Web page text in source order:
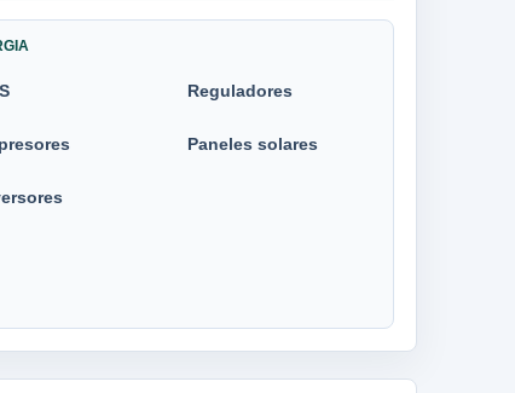
Reguladores
Paneles solares